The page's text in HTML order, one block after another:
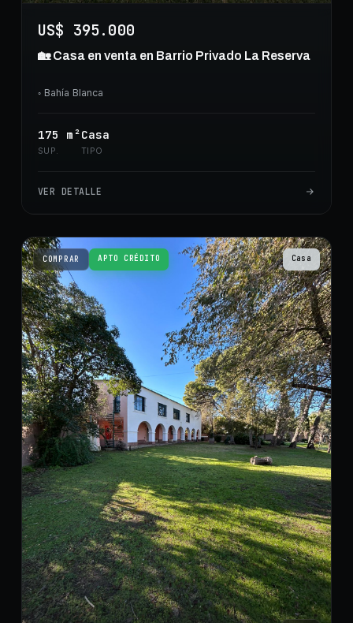
US$ 395.000
🏡 Casa en venta en Barrio Privado La Reserva
◦ Bahía Blanca
175 m²
SUP.
Casa
TIPO
VER DETALLE
COMPRAR APTO CRÉDITO Casa